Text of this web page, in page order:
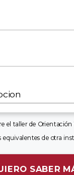
el taller de Orientación
equivalentes de otra
SABER